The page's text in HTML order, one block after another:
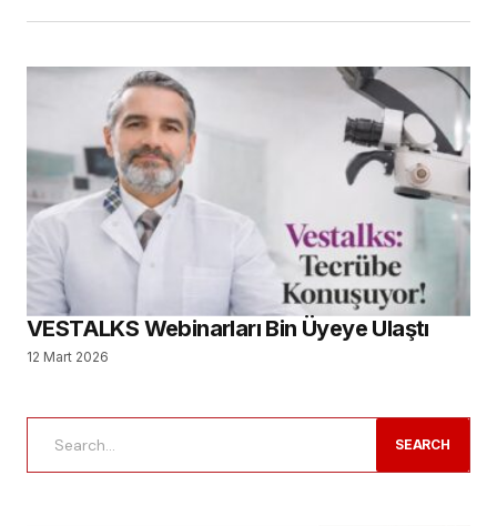
VESTALKS Webinarları Bin Üyeye Ulaştı
12 Mart 2026
SEARCH